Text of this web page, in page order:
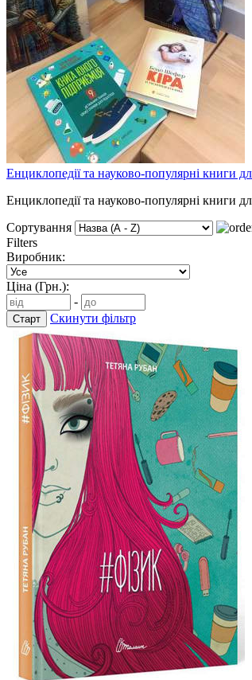
Енциклопедії та науково-популярні книги
Енциклопедії та науково-популярні книги
Сортування
Filters
Виробник:
Ціна (Грн.):
-
Скинути фільтр